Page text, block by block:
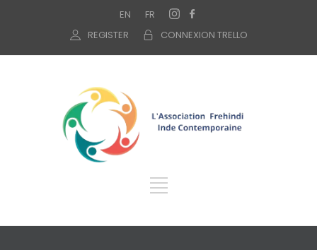
EN
FR
CONNEXION TRELLO
REGISTER